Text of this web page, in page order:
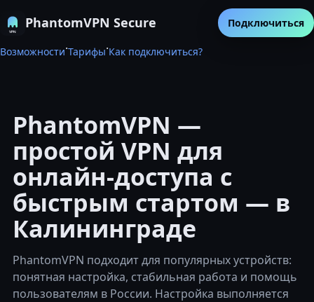
PhantomVPN Secure
Возможности·Тарифы·Как подключиться?
Подключиться
PhantomVPN —
простой VPN для
онлайн-доступа с
быстрым стартом — в
Калининграде
PhantomVPN подходит для популярных устройств:
понятная настройка, стабильная работа и помощь
пользователям в России. Настройка выполняется